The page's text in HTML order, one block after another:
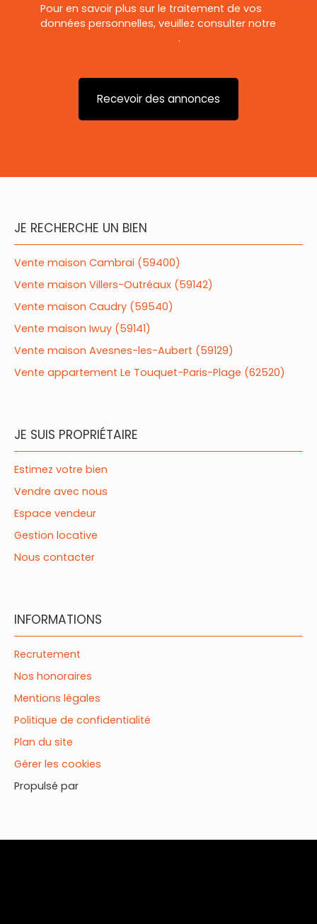
Pour en savoir plus sur le traitement de vos
données personnelles, veuillez consulter notre
.
Recevoir des annonces
JE RECHERCHE UN BIEN
Vente maison Cambrai (59400)
Vente maison Villers-Outréaux (59142)
Vente maison Caudry (59540)
Vente maison Iwuy (59141)
Vente maison Avesnes-les-Aubert (59129)
Vente appartement Le Touquet-Paris-Plage (62520)
JE SUIS PROPRIÉTAIRE
Estimez votre bien
Vendre avec nous
Espace vendeur
Gestion locative
Nous contacter
INFORMATIONS
Recrutement
Nos honoraires
Mentions légales
Politique de confidentialité
Plan du site
Gérer les cookies
Propulsé par